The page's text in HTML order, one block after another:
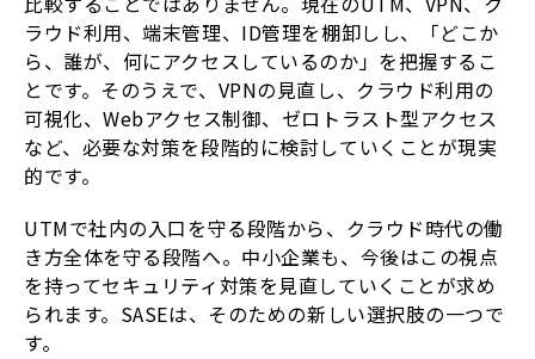
ラウド利用、端末管理、ID管理を棚卸しし、「どこか
ら、誰が、何にアクセスしているのか」を把握するこ
とです。そのうえで、VPNの見直し、クラウド利用の
可視化、Webアクセス制御、ゼロトラスト型アクセス
など、必要な対策を段階的に検討していくことが現実
的です。
UTMで社内の入口を守る段階から、クラウド時代の働
き方全体を守る段階へ。中小企業も、今後はこの視点
を持ってセキュリティ対策を見直していくことが求め
られます。SASEは、そのための新しい選択肢の一つで
す。